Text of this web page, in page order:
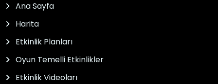
Ana Sayfa
Harita
Etkinlik Planları
Oyun Temelli Etkinlikler
Etkinlik Videoları